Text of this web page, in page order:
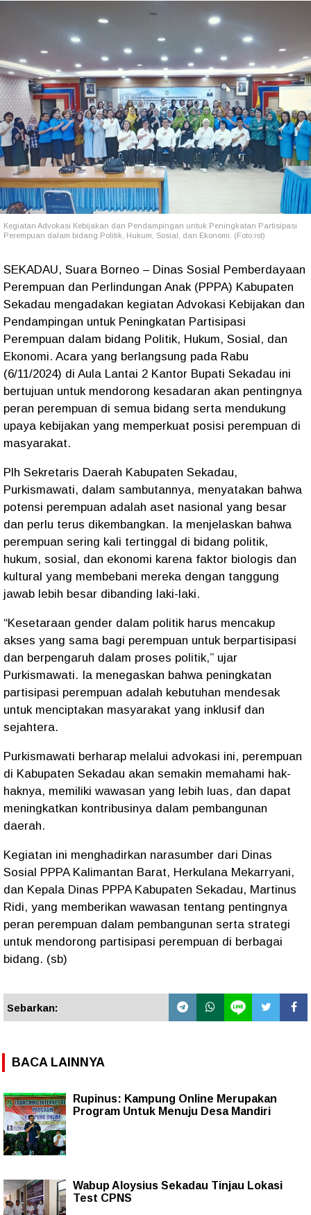
Kegiatan Advokasi Kebijakan dan Pendampingan untuk Peningkatan Partisipasi
Perempuan dalam bidang Politik, Hukum, Sosial, dan Ekonomi. (Foto:ist)
SEKADAU, Suara Borneo – Dinas Sosial Pemberdayaan
Perempuan dan Perlindungan Anak (PPPA) Kabupaten
Sekadau mengadakan kegiatan Advokasi Kebijakan dan
Pendampingan untuk Peningkatan Partisipasi
Perempuan dalam bidang Politik, Hukum, Sosial, dan
Ekonomi. Acara yang berlangsung pada Rabu
(6/11/2024) di Aula Lantai 2 Kantor Bupati Sekadau ini
bertujuan untuk mendorong kesadaran akan pentingnya
peran perempuan di semua bidang serta mendukung
upaya kebijakan yang memperkuat posisi perempuan di
masyarakat.
Plh Sekretaris Daerah Kabupaten Sekadau,
Purkismawati, dalam sambutannya, menyatakan bahwa
potensi perempuan adalah aset nasional yang besar
dan perlu terus dikembangkan. Ia menjelaskan bahwa
perempuan sering kali tertinggal di bidang politik,
hukum, sosial, dan ekonomi karena faktor biologis dan
kultural yang membebani mereka dengan tanggung
jawab lebih besar dibanding laki-laki.
“Kesetaraan gender dalam politik harus mencakup
akses yang sama bagi perempuan untuk berpartisipasi
dan berpengaruh dalam proses politik,” ujar
Purkismawati. Ia menegaskan bahwa peningkatan
partisipasi perempuan adalah kebutuhan mendesak
untuk menciptakan masyarakat yang inklusif dan
sejahtera.
Purkismawati berharap melalui advokasi ini, perempuan
di Kabupaten Sekadau akan semakin memahami hak-
haknya, memiliki wawasan yang lebih luas, dan dapat
meningkatkan kontribusinya dalam pembangunan
daerah.
Kegiatan ini menghadirkan narasumber dari Dinas
Sosial PPPA Kalimantan Barat, Herkulana Mekarryani,
dan Kepala Dinas PPPA Kabupaten Sekadau, Martinus
Ridi, yang memberikan wawasan tentang pentingnya
peran perempuan dalam pembangunan serta strategi
untuk mendorong partisipasi perempuan di berbagai
bidang. (sb)
Sebarkan:
BACA LAINNYA
Rupinus: Kampung Online Merupakan
Program Untuk Menuju Desa Mandiri
Wabup Aloysius Sekadau Tinjau Lokasi
Test CPNS